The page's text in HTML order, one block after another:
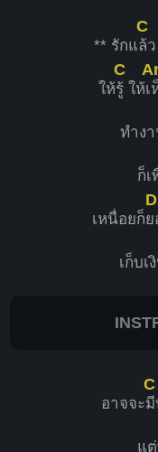
** รักแ
C
ล้ว
ให้
C
รู้ ให้เ
ทำง
ก็เ
เหนื่อยก็ย
เก็บเ
อาจจะ
C
มี
แ